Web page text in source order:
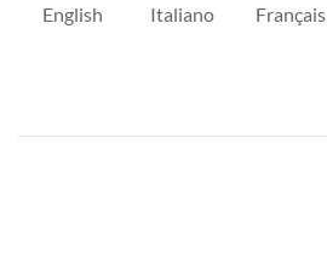
English Italiano Français